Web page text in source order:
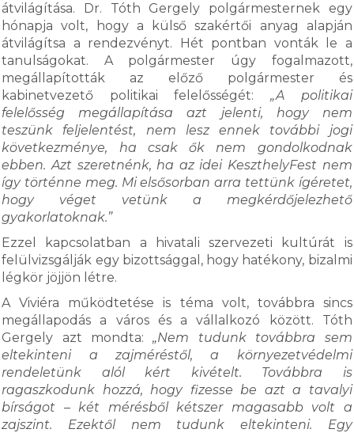
átvilágítása. Dr. Tóth Gergely polgármesternek egy
hónapja volt, hogy a külső szakértői anyag alapján
átvilágítsa a rendezvényt. Hét pontban vonták le a
tanulságokat. A polgármester úgy fogalmazott,
megállapították az előző polgármester és
kabinetvezető politikai felelősségét:„A politikai
felelősség megállapítása azt jelenti, hogy nem
teszünk feljelentést, nem lesz ennek további jogi
következménye, ha csak ők nem gondolkodnak
ebben. Azt szeretnénk, ha az idei KeszthelyFest nem
így történne meg. Mi elsősorban arra tettünk ígéretet,
hogy véget vetünk a megkérdőjelezhető
gyakorlatoknak.”
Ezzel kapcsolatban a hivatali szervezeti kultúrát is
felülvizsgálják egy bizottsággal, hogy hatékony, bizalmi
légkör jöjjön létre.
A Viviéra működtetése is téma volt, továbbra sincs
megállapodás a város és a vállalkozó között. Tóth
Gergely azt mondta: „Nem tudunk továbbra sem
eltekinteni a zajméréstől, a környezetvédelmi
rendeletünk alól kért kivételt. Továbbra is
ragaszkodunk hozzá, hogy fizesse be azt a tavalyi
bírságot – két mérésből kétszer magasabb volt a
zajszint. Ezektől nem tudunk eltekinteni. Egy